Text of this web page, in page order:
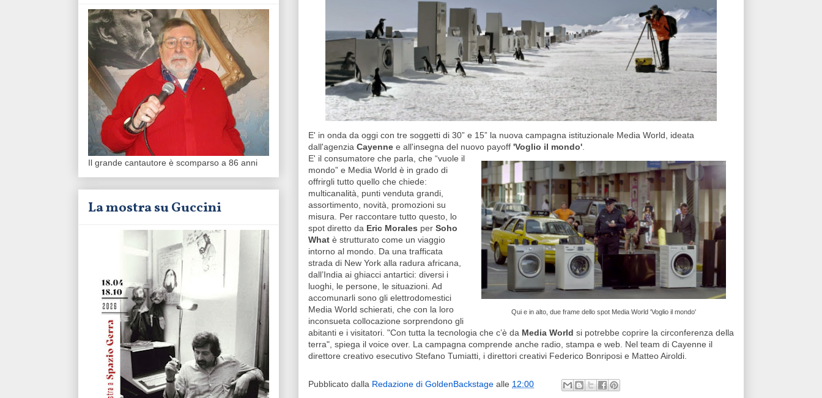
E' in onda da oggi con tre soggetti di 30” e 15” la nuova campagna istituzionale Media World, ideata
dall'agenzia Cayenne e all'insegna del nuovo payoff 'Voglio il mondo'
Qui e in alto, due frame dello spot Media World 'Voglio il mondo'
E' il consumatore che parla, che “vuole il
mondo” e Media World è in grado di
offrirgli tutto quello che chiede:
multicanalità, punti venduta grandi,
assortimento, novità, promozioni su
misura. Per raccontare tutto questo, lo
spot diretto da Eric Morales per Soho
What è strutturato come un viaggio
intorno al mondo. Da una trafficata
strada di New York alla radura africana,
dall’India ai ghiacci antartici: diversi i
luoghi, le persone, le situazioni. Ad
accomunarli sono gli elettrodomestici
Media World schierati, che con la loro
inconsueta collocazione sorprendono gli
abitanti e i visitatori. "Con tutta la tecnologia che c’è da Media World si potrebbe coprire la circonferenza della
terra", spiega il voice over. La campagna comprende anche radio, stampa e web. Nel team di Cayenne il
direttore creativo esecutivo Stefano Tumiatti, i direttori creativi Federico Bonriposi e Matteo Airoldi.
Pubblicato dalla Redazione di GoldenBackstage alle 12:00
Il grande cantautore è scomparso a 86 anni
La mostra su Guccini